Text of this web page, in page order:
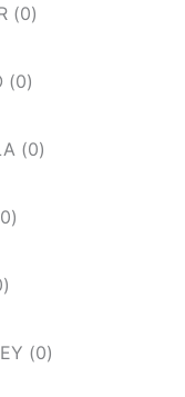
(0)
(0)
(0)
0)
)
(0)